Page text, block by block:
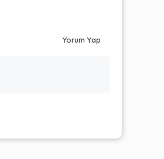
Yorum Yap